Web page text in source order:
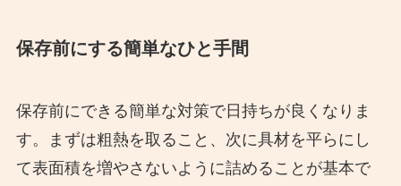
保存前にする簡単なひと手間
保存前にできる簡単な対策で日持ちが良くなりま
す。まずは粗熱を取ること、次に具材を平らにし
て表面積を増やさないように詰めることが基本で